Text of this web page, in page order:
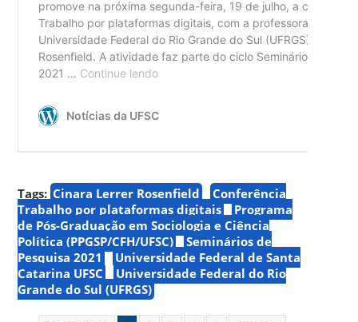
Tags: Cinara Lerrer Rosenfield
Conferência
Trabalho por plataformas digitais
Programa
de Pós-Graduação em Sociologia e Ciência
Política (PPGSP/CFH/UFSC)
Seminários de
Pesquisa 2021
Universidade Federal de Santa
Catarina UFSC
Universidade Federal do Rio
Grande do Sul (UFRGS)